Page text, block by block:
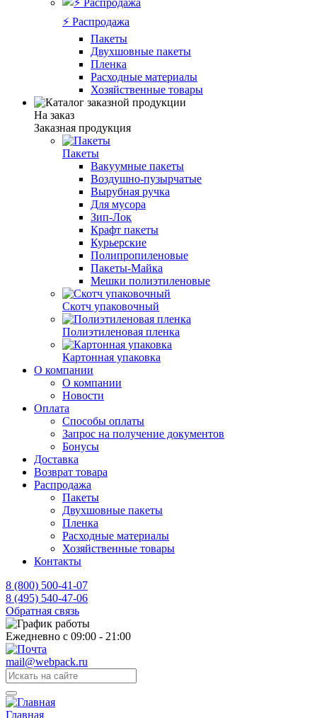
⚡️ Распродажа
Пакеты
Двухшовные пакеты
Пленка
Расходные материалы
Хозяйственные товары
На заказ
Заказная продукция
Пакеты
Вакуумные пакеты
Воздушно-пузырчатые
Вырубная ручка
Для мусора
Зип-Лок
Крафт пакеты
Курьерские
Полипропиленовые
Пакеты-Майка
Мешки полиэтиленовые
Скотч упаковочный
Полиэтиленовая пленка
Картонная упаковка
О компании
О компании
Новости
Оплата
Способы оплаты
Запрос на получение документов
Бонусы
Доставка
Возврат товара
Распродажа
Пакеты
Двухшовные пакеты
Пленка
Расходные материалы
Хозяйственные товары
Контакты
8 (800) 500-41-07
8 (495) 540-47-06
Обратная связь
Ежедневно с 09:00 - 21:00
mail@webpack.ru
Главная